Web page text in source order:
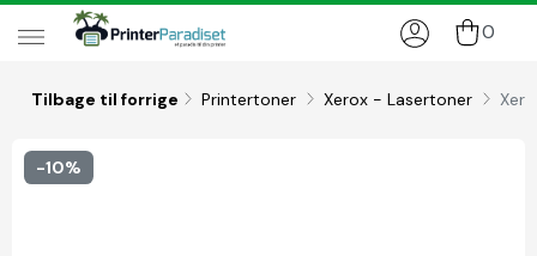
0
Tilbage til forrige Printertoner Xerox - Lasertoner
-10%